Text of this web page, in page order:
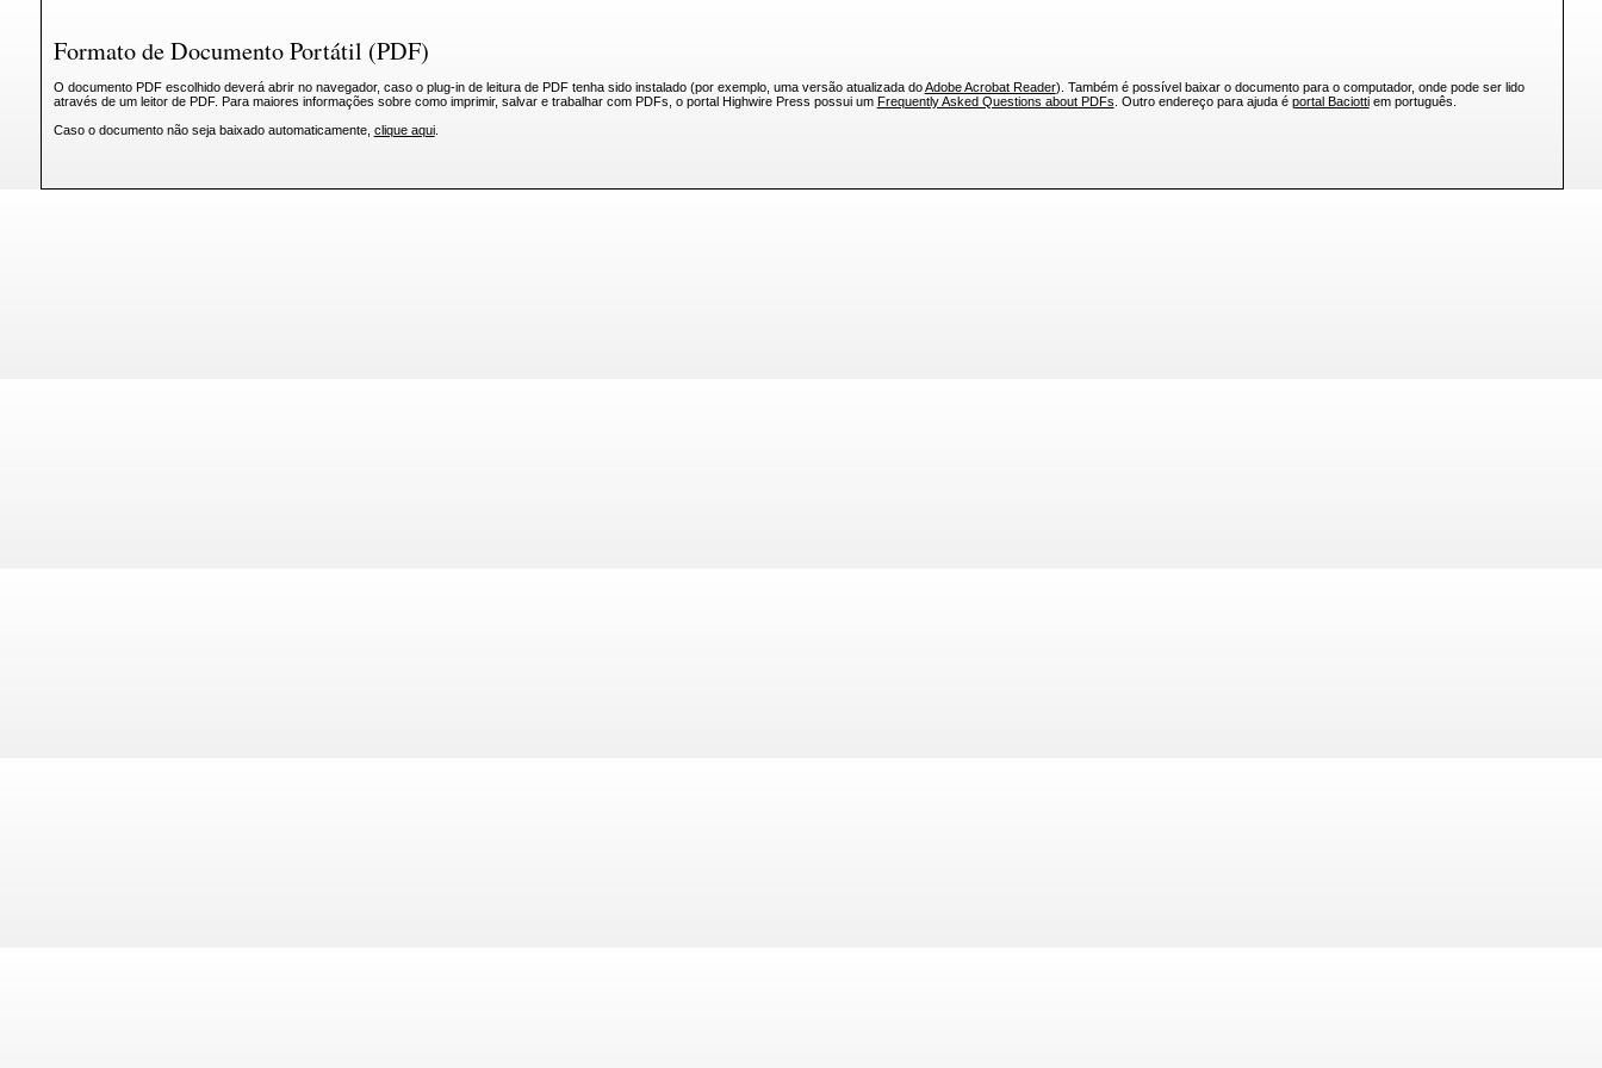
Formato de Documento Portátil (PDF)
O documento PDF escolhido deverá abrir no navegador, caso o plug-in de leitura de PDF tenha sido instalado (por exemplo, uma versão atualizada doAdobe Acrobat Reader). Também é possível baixar o documento para o computador, onde pode ser lido
através de um leitor de PDF. Para maiores informações sobre como imprimir, salvar e trabalhar com PDFs, o portal Highwire Press possui um Frequently Asked Questions about PDFs . Outro endereço para ajuda é portal Baciottiem português.
Caso o documento não seja baixado automaticamente, clique aqui.